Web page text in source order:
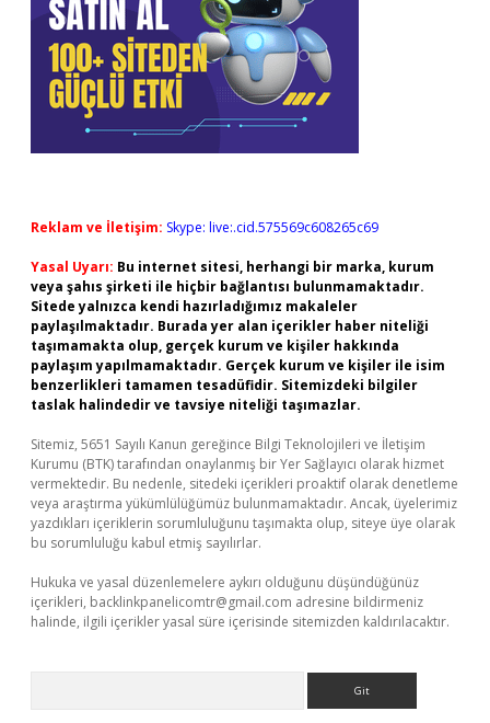
Reklam ve İletişim: Skype: live:.cid.575569c608265c69
Yasal Uyarı: Bu internet sitesi, herhangi bir marka, kurum
veya şahıs şirketi ile hiçbir bağlantısı bulunmamaktadır.
Sitede yalnızca kendi hazırladığımız makaleler
paylaşılmaktadır. Burada yer alan içerikler haber niteliği
taşımamakta olup, gerçek kurum ve kişiler hakkında
paylaşım yapılmamaktadır. Gerçek kurum ve kişiler ile isim
benzerlikleri tamamen tesadüfidir. Sitemizdeki bilgiler
taslak halindedir ve tavsiye niteliği taşımazlar.
Sitemiz, 5651 Sayılı Kanun gereğince Bilgi Teknolojileri ve İletişim
Kurumu (BTK) tarafından onaylanmış bir Yer Sağlayıcı olarak hizmet
vermektedir. Bu nedenle, sitedeki içerikleri proaktif olarak denetleme
veya araştırma yükümlülüğümüz bulunmamaktadır. Ancak, üyelerimiz
yazdıkları içeriklerin sorumluluğunu taşımakta olup, siteye üye olarak
bu sorumluluğu kabul etmiş sayılırlar.
Hukuka ve yasal düzenlemelere aykırı olduğunu düşündüğünüz
içerikleri, backlinkpanelicomtr@gmail.com adresine bildirmeniz
halinde, ilgili içerikler yasal süre içerisinde sitemizden kaldırılacaktır.